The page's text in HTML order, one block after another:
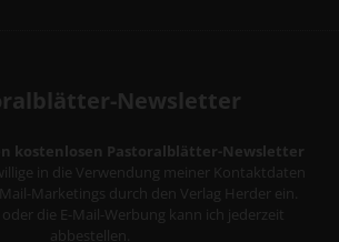
Newsletter
kostenlosen Pastoralblätter-Newsletter
in die Verwendung meiner Kontaktdaten
Marketings durch den Verlag Herder ein.
die E-Mail-Werbung kann ich jederzeit
abbestellen.